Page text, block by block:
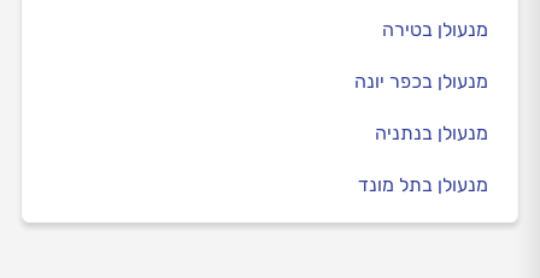
מנעולן בטירה
מנעולן בכפר יונה
מנעולן בנתניה
מנעולן בתל מונד